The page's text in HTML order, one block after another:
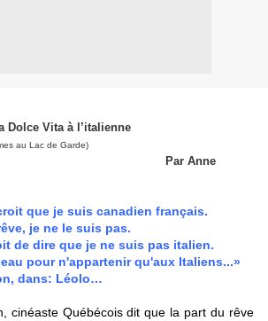
Vita à l’italienne
au Lac de Garde)
Anne
que je suis canadien français.
je ne le suis pas.
de dire que je ne suis pas italien.
pour n'appartenir qu'aux Italiens...»
dans: Léolo…
cinéaste Québécois dit que la part du rêve